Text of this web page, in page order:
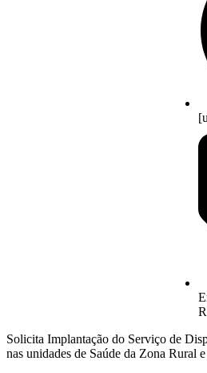
Solicita Implantação do Serviço de
nas unidades de Saúde da Zona Rural